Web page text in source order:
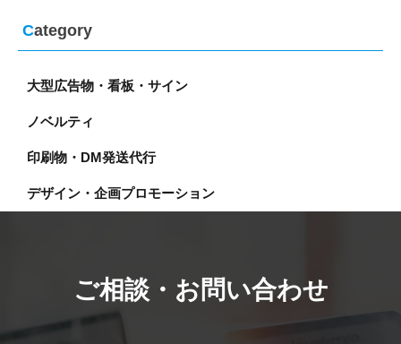
Category
大型広告物・看板・サイン
ノベルティ
印刷物・DM発送代行
デザイン・企画プロモーション
ご相談・お問い合わせ